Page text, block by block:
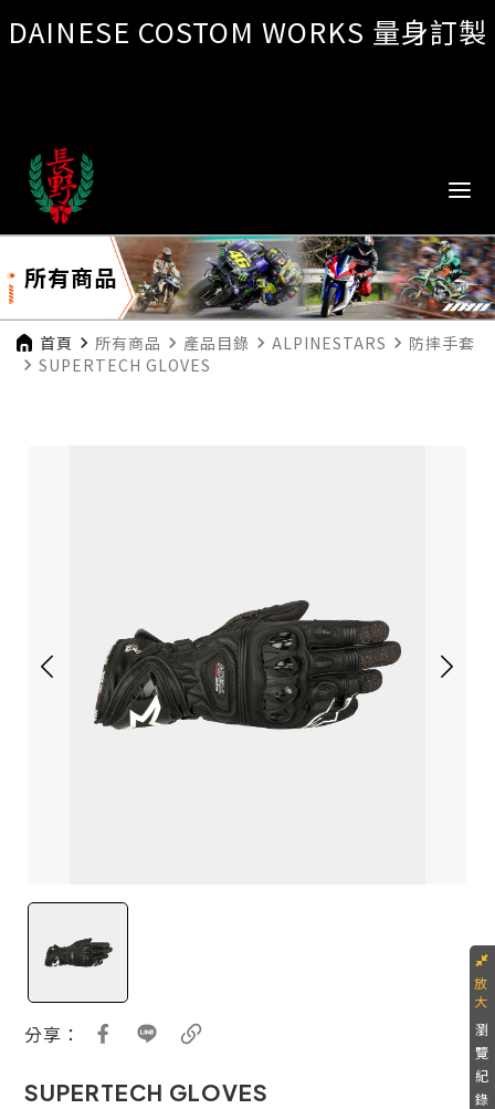
DAINESE COSTOM WORKS 量身訂製
所有商品
首頁 navigate_next 所有商品 navigate_next 產品目錄 navigate_next ALPINESTARS navigate_next 防摔手套
navigate_next SUPERTECH GLOVES
分享：
SUPERTECH GLOVES
瀏
覽
紀
錄